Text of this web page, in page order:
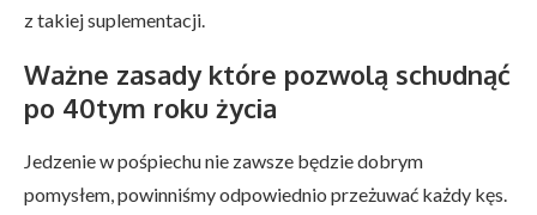
z takiej suplementacji.
Ważne zasady które pozwolą schudnąć
po 40tym roku życia
Jedzenie w pośpiechu nie zawsze będzie dobrym
pomysłem, powinniśmy odpowiednio przeżuwać każdy kęs.